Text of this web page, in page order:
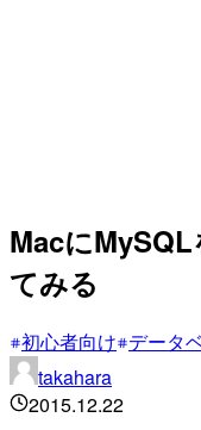
Macに
てみる
初心者向け データ
takahara
2015.12.22